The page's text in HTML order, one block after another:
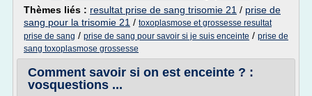
Thèmes liés : resultat prise de sang trisomie 21 / prise de
sang pour la trisomie 21 / toxoplasmose et grossesse resultat
prise de sang / prise de sang pour savoir si je suis enceinte / prise de
sang toxoplasmose grossesse
Comment savoir si on est enceinte ? :
vosquestions ...